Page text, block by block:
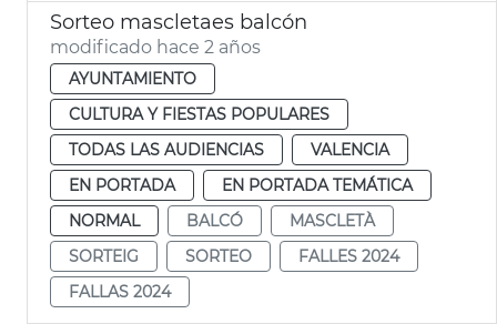
Sorteo mascletaes balcón
modificado hace 2 años
AYUNTAMIENTO
CULTURA Y FIESTAS POPULARES
TODAS LAS AUDIENCIAS
VALENCIA
EN PORTADA
EN PORTADA TEMÁTICA
NORMAL
BALCÓ
MASCLETÀ
SORTEIG
SORTEO
FALLES 2024
FALLAS 2024